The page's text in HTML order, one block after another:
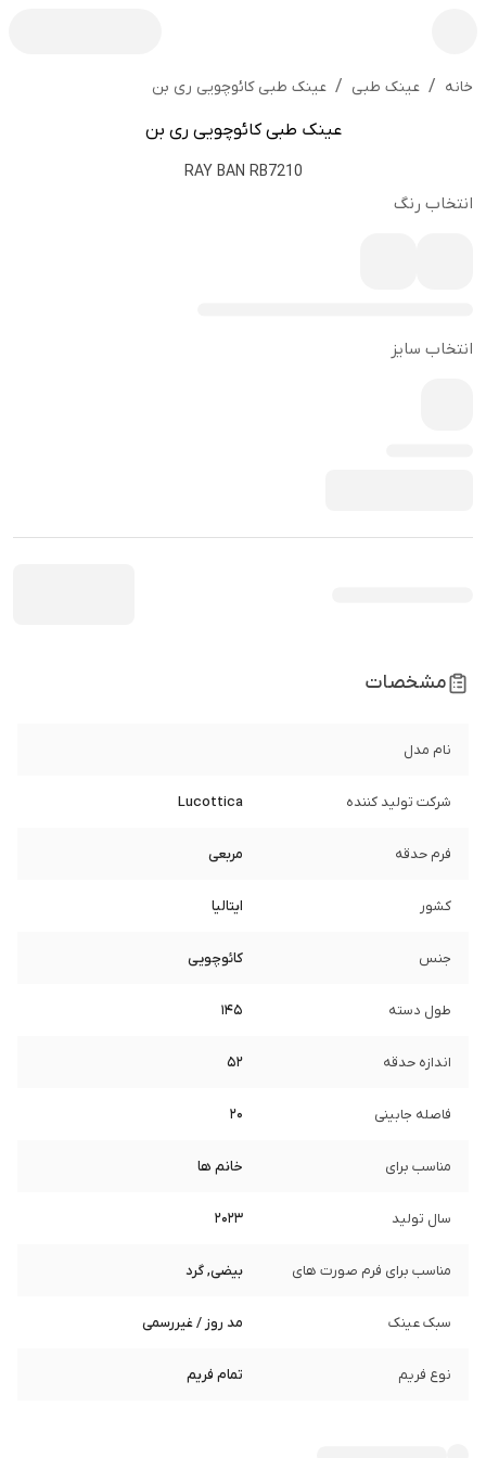
خانه / عینک طبی / عینک طبی کائوچویی ری بن
عینک طبی کائوچویی ری بن
RAY BAN RB7210
انتخاب رنگ
انتخاب سایز
مشخصات
نام مدل
شرکت تولید کننده Lucottica
فرم حدقه مربعی
کشور ایتالیا
جنس کائوچویی
طول دسته 145
اندازه حدقه 52
فاصله جابینی 20
مناسب برای خانم ها
سال تولید 2023
مناسب برای فرم صورت های بیضی, گرد
سبک عینک مد روز / غیررسمی
نوع فریم تمام فریم